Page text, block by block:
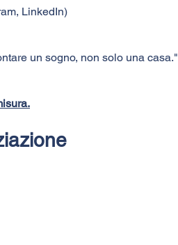
LinkedIn)
un sogno, non solo una casa."